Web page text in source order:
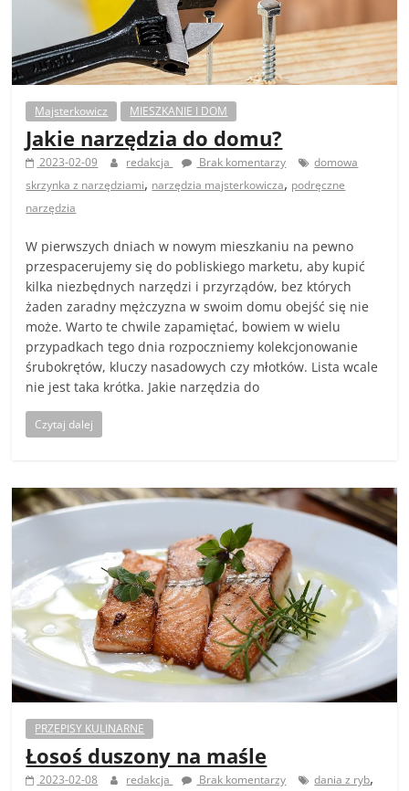
Majsterkowicz MIESZKANIE I DOM
Jakie narzędzia do domu?
2023-02-09 redakcja Brak komentarzy
domowa
skrzynka z narzędziami, narzędzia majsterkowicza, podręczne
narzędzia
W pierwszych dniach w nowym mieszkaniu na pewno
przespacerujemy się do pobliskiego marketu, aby kupić
kilka niezbędnych narzędzi i przyrządów, bez których
żaden zaradny mężczyzna w swoim domu obejść się nie
może. Warto te chwile zapamiętać, bowiem w wielu
przypadkach tego dnia rozpoczniemy kolekcjonowanie
śrubokrętów, kluczy nasadowych czy młotków. Lista wcale
nie jest taka krótka. Jakie narzędzia do
Czytaj dalej
PRZEPISY KULINARNE
Łosoś duszony na maśle
2023-02-08 redakcja Brak komentarzy dania z ryb,